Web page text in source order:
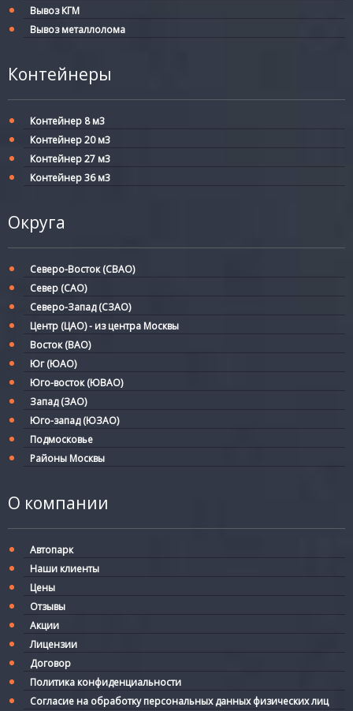
Вывоз КГМ
Вывоз металлолома
Контейнеры
Контейнер 8 м3
Контейнер 20 м3
Контейнер 27 м3
Контейнер 36 м3
Округа
Северо-Восток (СВАО)
Север (САО)
Северо-Запад (СЗАО)
Центр (ЦАО) - из центра Москвы
Восток (ВАО)
Юг (ЮАО)
Юго-восток (ЮВАО)
Запад (ЗАО)
Юго-запад (ЮЗАО)
Подмосковье
Районы Москвы
О компании
Автопарк
Наши клиенты
Цены
Отзывы
Акции
Лицензии
Договор
Политика конфиденциальности
Согласие на обработку персональных данных физических лиц